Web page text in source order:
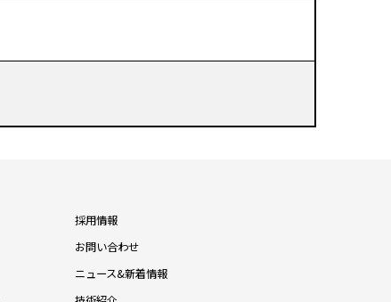
採用情報
お問い合わせ
ニュース&新着情報